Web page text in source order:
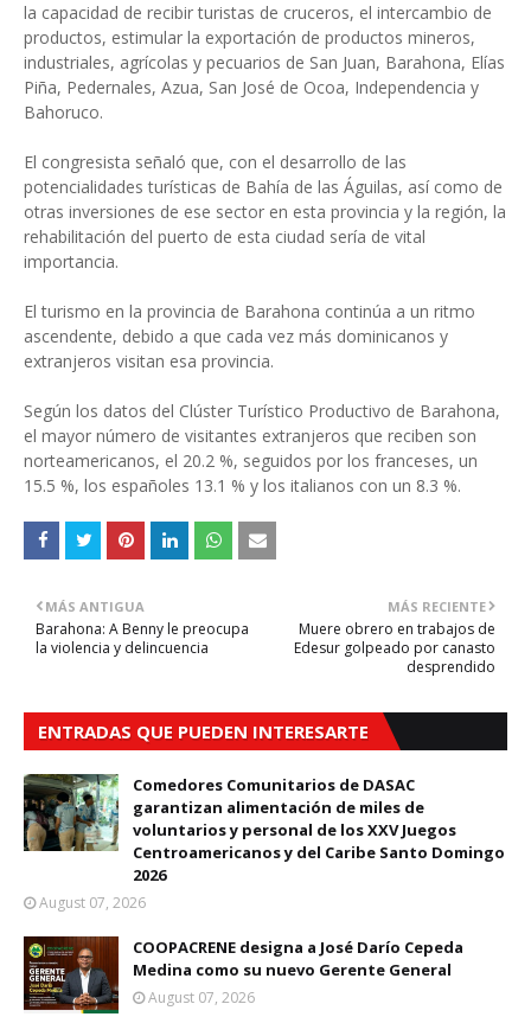
la capacidad de recibir turistas de cruceros, el intercambio de
productos, estimular la exportación de productos mineros,
industriales, agrícolas y pecuarios de San Juan, Barahona, Elías
Piña, Pedernales, Azua, San José de Ocoa, Independencia y
Bahoruco.
El congresista señaló que, con el desarrollo de las
potencialidades turísticas de Bahía de las Águilas, así como de
otras inversiones de ese sector en esta provincia y la región, la
rehabilitación del puerto de esta ciudad sería de vital
importancia.
El turismo en la provincia de Barahona continúa a un ritmo
ascendente, debido a que cada vez más dominicanos y
extranjeros visitan esa provincia.
Según los datos del Clúster Turístico Productivo de Barahona,
el mayor número de visitantes extranjeros que reciben son
norteamericanos, el 20.2 %, seguidos por los franceses, un
15.5 %, los españoles 13.1 % y los italianos con un 8.3 %.
MÁS RECIENTE
Muere obrero en trabajos de
Edesur golpeado por canasto
desprendido
MÁS ANTIGUA
Barahona: A Benny le preocupa
la violencia y delincuencia
ENTRADAS QUE PUEDEN INTERESARTE
Comedores Comunitarios de DASAC
garantizan alimentación de miles de
voluntarios y personal de los XXV Juegos
Centroamericanos y del Caribe Santo Domingo
2026
August 07, 2026
COOPACRENE designa a José Darío Cepeda
Medina como su nuevo Gerente General
August 07, 2026